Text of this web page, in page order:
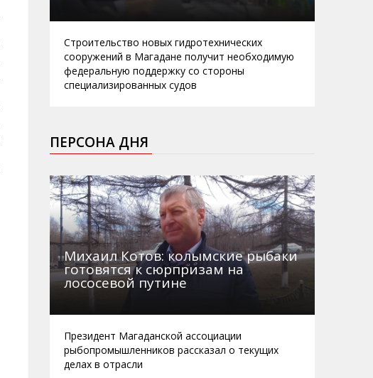
Строительство новых гидротехнических
сооружений в Магадане получит необходимую
федеральную поддержку со стороны
специализированных судов
ПЕРСОНА ДНЯ
Михаил Котов: колымские рыбаки
готовятся к сюрпризам на
лососевой путине
Президент Магаданской ассоциации
рыбопромышленников рассказал о текущих
делах в отрасли